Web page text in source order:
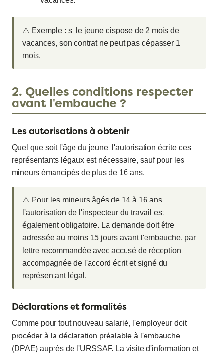
⚠️ Exemple : si le jeune dispose de 2 mois de
vacances, son contrat ne peut pas dépasser 1
mois.
2. Quelles conditions respecter
avant l'embauche ?
Les autorisations à obtenir
Quel que soit l'âge du jeune, l'autorisation écrite des
représentants légaux est nécessaire, sauf pour les
mineurs émancipés de plus de 16 ans.
⚠️ Pour les mineurs âgés de 14 à 16 ans,
l'autorisation de l'inspecteur du travail est
également obligatoire. La demande doit être
adressée au moins 15 jours avant l'embauche, par
lettre recommandée avec accusé de réception,
accompagnée de l'accord écrit et signé du
représentant légal.
Déclarations et formalités
Comme pour tout nouveau salarié, l'employeur doit
procéder à la déclaration préalable à l'embauche
(DPAE) auprès de l'URSSAF. La visite d'information et